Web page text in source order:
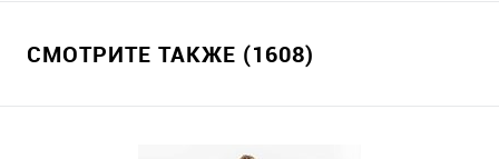
СМОТРИТЕ ТАКЖЕ (1608)